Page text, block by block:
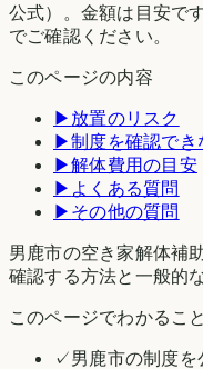
公式）。金額は目安で
でご確認ください。
このページの内容
▶ 放置のリスク
▶制度を確認でき
▶解体費用の目安
▶ よくある質問
▶ その他の質問
男鹿市の空き家解体補
確認する方法と一般的
このページでわかること
✓男鹿市の制度